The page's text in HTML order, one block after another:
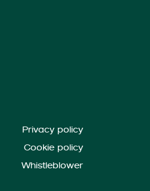
Privacy policy
Cookie policy
Whistleblower